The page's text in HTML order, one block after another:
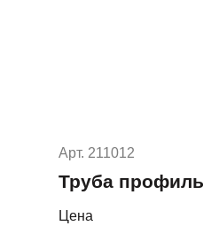
Арт. 211012
Труба
Цена